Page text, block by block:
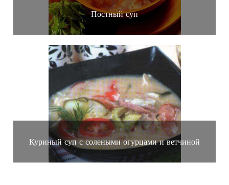
Постный суп
Куриный суп с солеными огурцами и ветчиной